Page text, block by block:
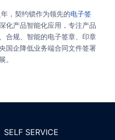
，契约锁作为领先的电子签
化产品智能化应用，专注产品
合规、智能的电子签章、印章
国企降低业务端合同文件签署
。
SELF SERVICE